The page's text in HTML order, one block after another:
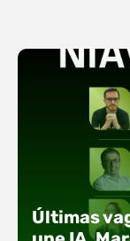
Últimas